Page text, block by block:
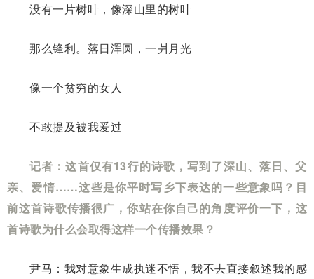
没有一片树叶，像深山里的树叶
那么锋利。落日浑圆，一爿月光
像一个贫穷的女人
不敢提及被我爱过
记者：这首仅有13行的诗歌，写到了深山、落日、父
亲、爱情……这些是你平时写乡下表达的一些意象吗？目
前这首诗歌传播很广，你站在你自己的角度评价一下，这
首诗歌为什么会取得这样一个传播效果？
尹马：我对意象生成执迷不悟，我不去直接叙述我的感